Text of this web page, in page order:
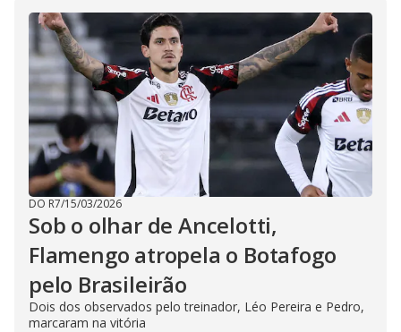
DO R7/15/03/2026
Sob o olhar de Ancelotti,
Flamengo atropela o Botafogo
pelo Brasileirão
Dois dos observados pelo treinador, Léo Pereira e Pedro,
marcaram na vitória